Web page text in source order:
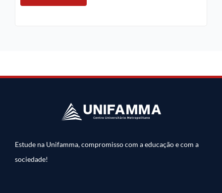
Estude na Unifamma, compromisso com a educação e com a
sociedade!